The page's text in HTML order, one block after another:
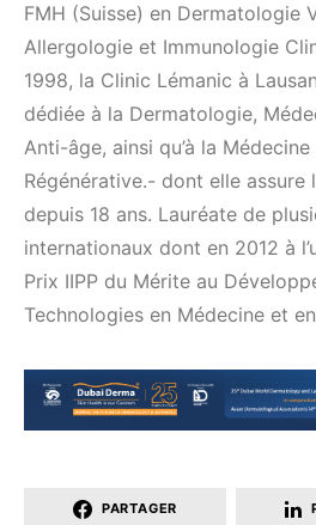
FMH (Suisse) en Dermatologie
Allergologie et Immunologie
1998, la Clinic Lémanic à
dédiée à la Dermatologie,
Anti-âge, ainsi qu’à la
Régénérative.- dont elle
depuis 18 ans. Lauréate de
internationaux dont en 2012 à
Prix IIPP du Mérite au
Technologies en Médecine et
PARTAGER